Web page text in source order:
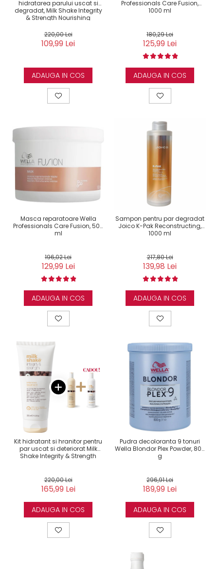
hidratarea parului uscat si
degradat, Milk Shake Integrity
& Strength Nourishing
220,00 Lei
109,99 Lei
ADAUGA IN COS
Professionals Care Fusion,
1000 ml
180,29 Lei
125,99 Lei
ADAUGA IN COS
Masca reparatoare Wella
Professionals Care Fusion, 500
ml
196,02 Lei
129,99 Lei
ADAUGA IN COS
Sampon pentru par degradat
Joico K-Pak Reconstructing,
1000 ml
217,80 Lei
139,98 Lei
ADAUGA IN COS
Kit hidratant si hranitor pentru
par uscat si deteriorat Milk
Shake Integrity & Strength
220,00 Lei
165,99 Lei
ADAUGA IN COS
Pudra decoloranta 9 tonuri
Wella Blondor Plex Powder, 800
g
296,91 Lei
189,99 Lei
ADAUGA IN COS